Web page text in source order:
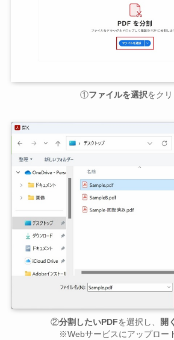
①ファイルを選択をク
②分割したいPDFを選択し、 開く
※Webサービスにアップロー